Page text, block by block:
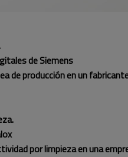
de Siemens
de producción en un
por limpieza en una